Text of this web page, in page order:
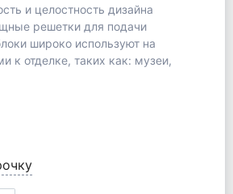
и целостность дизайна
решетки для подачи
широко используют на
к отделке, таких как: музеи,